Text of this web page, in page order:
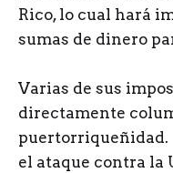
Rico, lo cual hará
sumas de dinero
Varias de sus
directamente
puertorriqueñidad.
el ataque contra la